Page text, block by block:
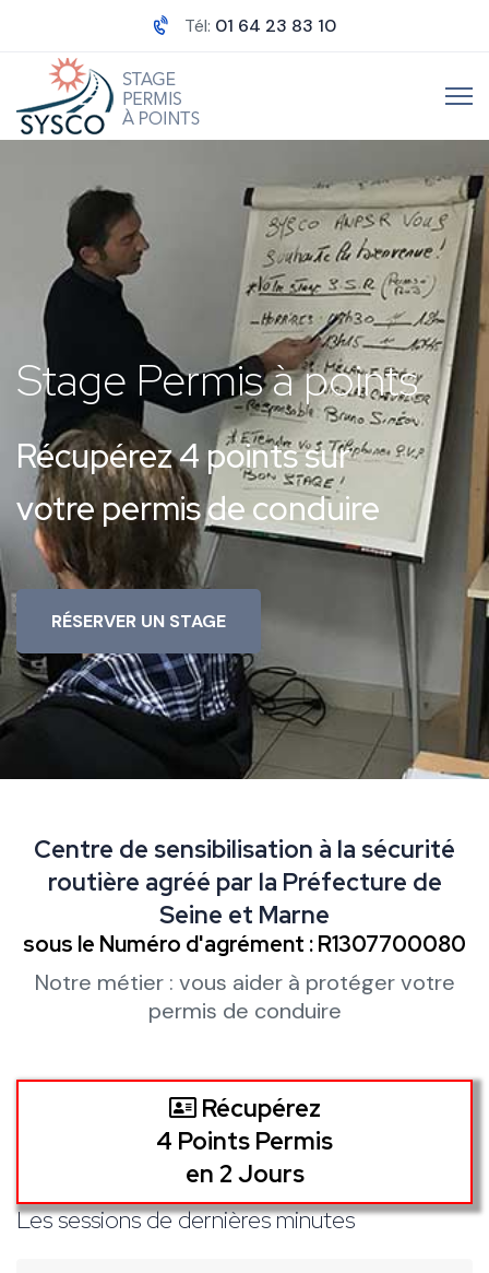
Tél: 01 64 23 83 10
Stage Permis à points
Récupérez 4 points sur
votre permis de conduire
RÉSERVER UN STAGE
Centre de sensibilisation à la sécurité
routière agréé par la Préfecture de
Seine et Marne
sous le Numéro d'agrément : R1307700080
Notre métier : vous aider à protéger votre
permis de conduire
Récupérez
4 Points Permis
en 2 Jours
Les sessions de dernières minutes